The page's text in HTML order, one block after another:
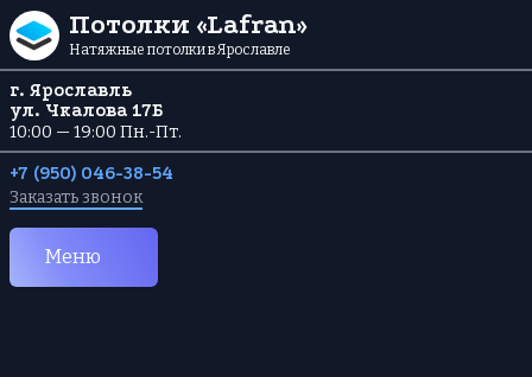
Перейти к содержанию
Потолки «Lafran»
Натяжные потолки в Ярославле
г. Ярославль
ул. Чкалова 17Б
10:00 — 19:00 Пн.-Пт.
+7 (950) 046-38-54
Заказать звонок
Меню